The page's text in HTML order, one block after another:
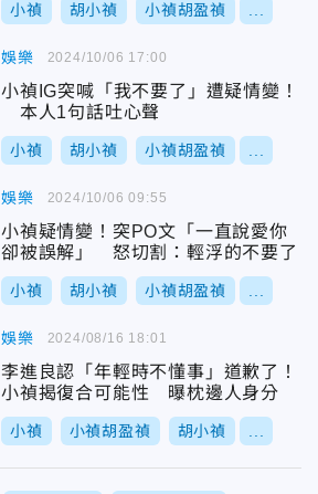
小禎 胡小禎 小禎胡盈禎
娛樂
小禎IG突喊「我不要了」遭疑情變！
本人1句話吐心聲
小禎 胡小禎 小禎胡盈禎
2024/10/06 17:00
娛樂
小禎疑情變！突PO文「一直說愛你
卻被誤解」 怒切割：輕浮的不要了
小禎 胡小禎 小禎胡盈禎
2024/10/06 09:55
娛樂
李進良認「年輕時不懂事」道歉了！
小禎揭復合可能性 曝枕邊人身分
小禎 小禎胡盈禎 胡小禎
2024/08/16 18:01